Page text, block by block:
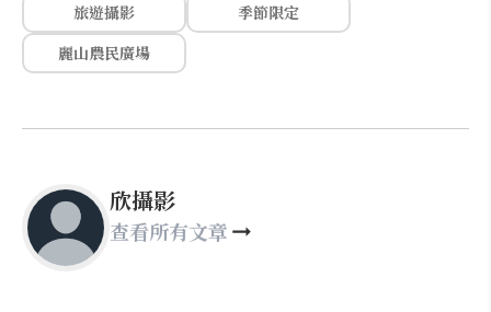
旅遊攝影
季節限定
麗山農民廣場
欣攝影
查看所有文章